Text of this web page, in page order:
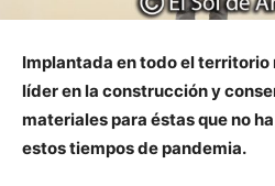
Implantada en todo el territorio
líder en la construcción y
materiales para éstas que no
estos tiempos de pandemia.